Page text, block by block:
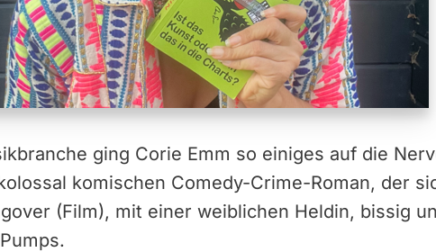
ging Corie Emm so einiges auf die
komischen Comedy-Crime-Roman, der
(Film), mit einer weiblichen Heldin, bissig